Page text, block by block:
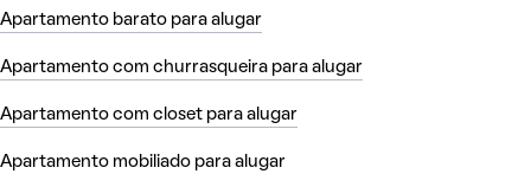
Apartamento barato para alugar
Apartamento com churrasqueira para alugar
Apartamento com closet para alugar
Apartamento mobiliado para alugar